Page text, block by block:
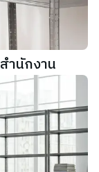
ำนักงาน